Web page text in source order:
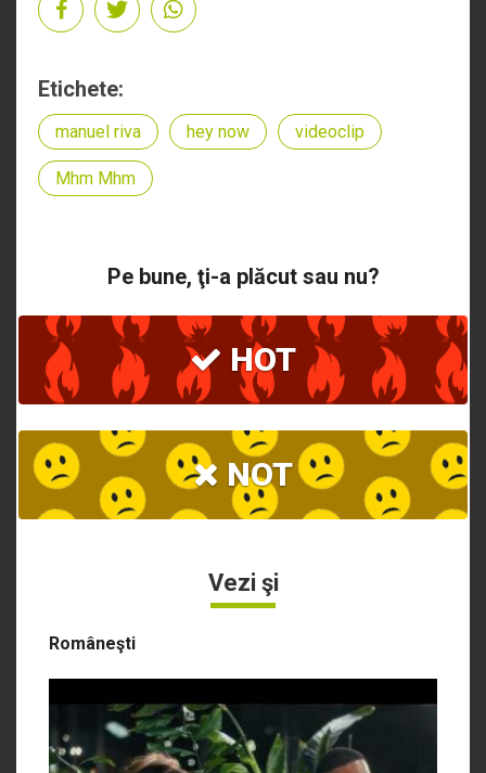
Etichete:
manuel riva hey now videoclip
Mhm Mhm
Pe bune, ţi-a plăcut sau nu?
HOT
NOT
Vezi şi
Româneşti